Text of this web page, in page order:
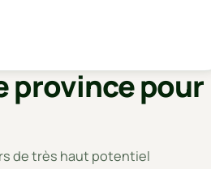
province pour
de très haut potentiel